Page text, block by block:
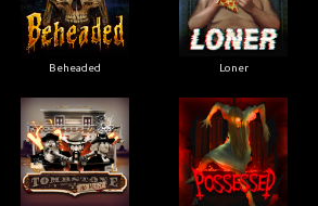
Beheaded Loner